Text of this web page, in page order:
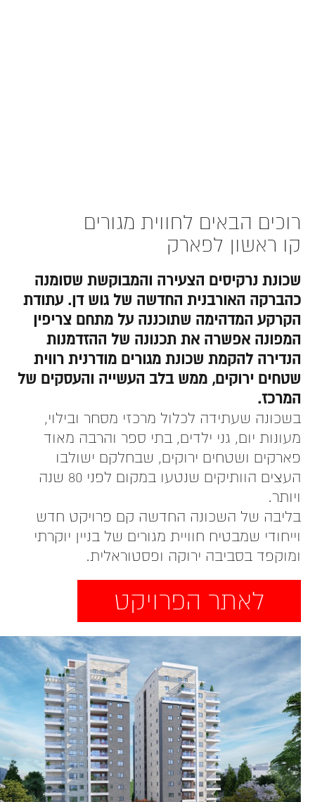
רוכים הבאים לחווית מגורים
קו ראשון לפארק
שכונת נרקיסים הצעירה והמבוקשת שסומנה
כהברקה האורבנית החדשה של גוש דן. עתודת
הקרקע המדהימה שתוכננה על מתחם צריפין
המפונה אפשרה את תכנונה של ההזדמנות
הנדירה להקמת שכונת מגורים מודרנית רווית
שטחים ירוקים, ממש בלב העשייה והעסקים של
המרכז.
בשכונה שעתידה לכלול מרכזי מסחר ובילוי,
מעונות יום, גני ילדים, בתי ספר והרבה מאוד
פארקים ושטחים ירוקים, שבחלקם ישולבו
העצים הוותיקים שנטעו במקום לפני 80 שנה
ויותר.
בליבה של השכונה החדשה קם פרויקט חדש
וייחודי שמבטיח חוויית מגורים של בניין יוקרתי
ומוקפד בסביבה ירוקה ופסטוראלית.
לאתר הפרויקט